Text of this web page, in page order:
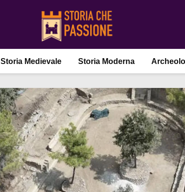
Storia Medievale Storia Moderna